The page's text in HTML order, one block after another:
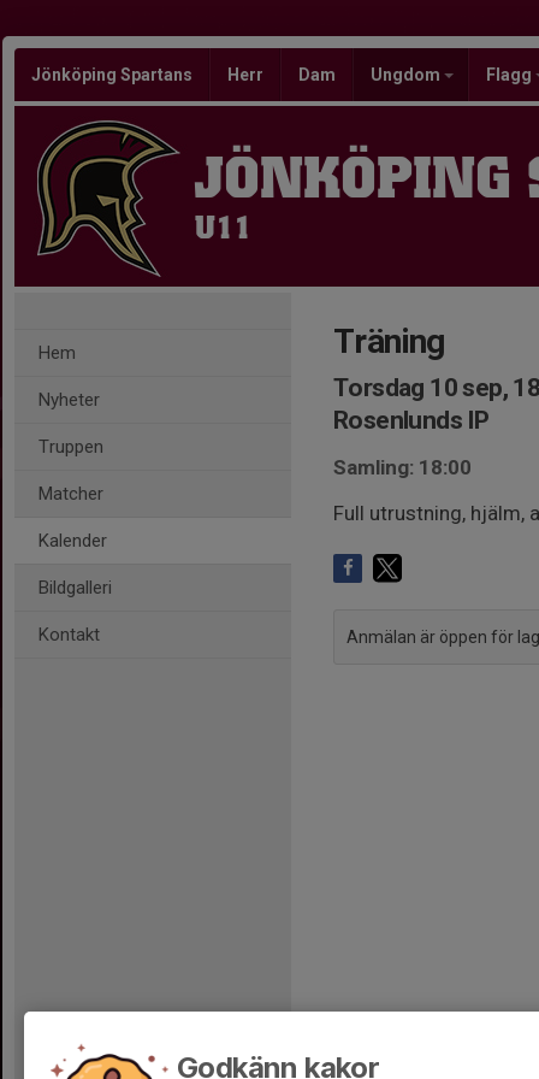
Jönköping Spartans Herr Dam Ungdom Flagg
JÖNKÖPING
U11
Hem
Nyheter
Truppen
Matcher
Kalender
Bildgalleri
Kontakt
Träning
Torsdag 10 sep,
Rosenlunds IP
Samling: 18:00
Full utrustning, hjälm,
Anmälan är öppen för
Godkänn kakor